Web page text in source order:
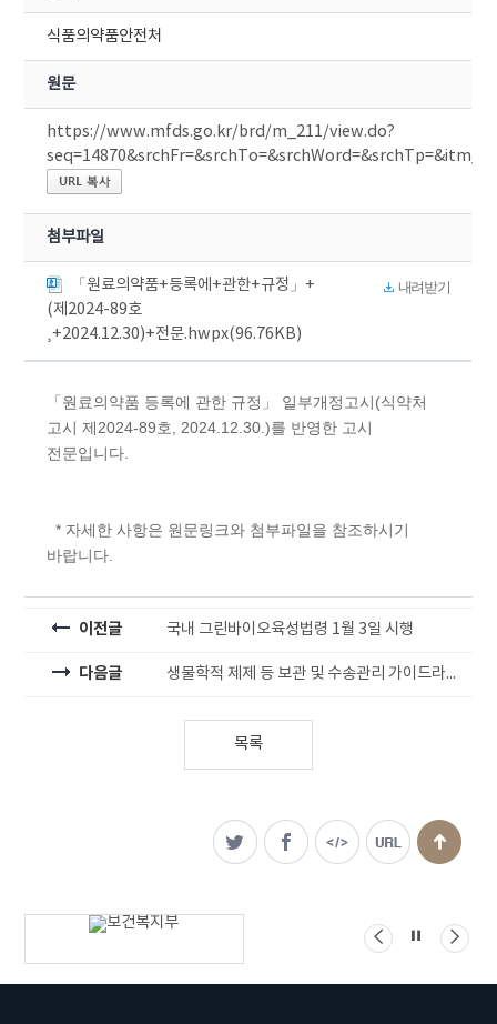
식품의약품안전처
원문
https://www.mfds.go.kr/brd/m_211/view.do?
첨부파일
「원료의약품+등록에+관한+규정」+
(제2024-89호
¸+2024.12.30)+전문.hwpx(96.76KB)
내려받기
「원료의약품 등록에 관한 규정」 일부개정고시(식약처
고시 제2024-89호, 2024.12.30.)를 반영한 고시
전문입니다.
* 자세한 사항은 원문링크와 첨부파일을 참조하시기
바랍니다.
이전글 국내 그린바이오육성법령 1월 3일 시행
다음글 생물학적 제제 등 보관 및 수송관리 가이드라인(민원인안내서) 개정 알림
목록
관련기관
배너모음
배너
배너 배너